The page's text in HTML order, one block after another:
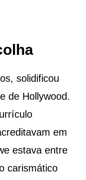
solidificou
de Hollywood.
em
estava entre
carismático